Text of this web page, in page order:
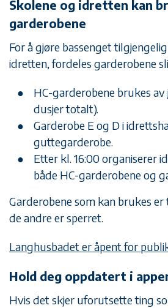
Skolene og idretten kan
garderobene
For å gjøre bassenget
idretten, fordeles garderobene
HC-garderobene brukes
dusjer totalt).
Garderobe E og D i
guttegarderobe.
Etter kl. 16:00 organiserer
både HC-garderobene og
Garderobene som kan brukes
de andre er sperret.
Langhusbadet er åpent for
Hold deg oppdatert i
Hvis det skjer uforutsette ting